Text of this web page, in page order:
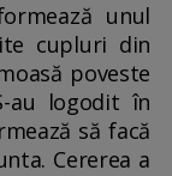
unul
cupluri din
poveste
au logodit în
să facă
Cererea a